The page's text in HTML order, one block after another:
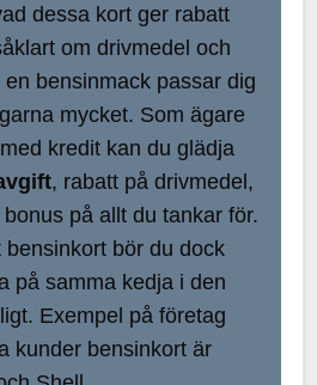
dessa kort ger rabatt
om drivmedel och
bensinmack passar dig
mycket. Som ägare
kredit kan du glädja
, rabatt på drivmedel,
på allt du tankar för.
bensinkort bör du dock
på samma kedja i den
Exempel på företag
kunder bensinkort är